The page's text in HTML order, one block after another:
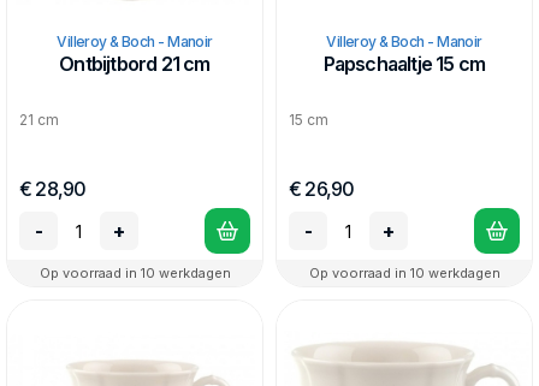
Villeroy & Boch - Manoir
Ontbijtbord 21 cm
21 cm
€ 28,90
-
+
Op voorraad in 10 werkdagen
Villeroy & Boch - Manoir
Papschaaltje 15 cm
15 cm
€ 26,90
-
+
Op voorraad in 10 werkdagen